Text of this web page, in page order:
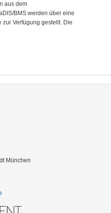
aus dem
BMS werden über eine
zur Verfügung gestellt. Die
München